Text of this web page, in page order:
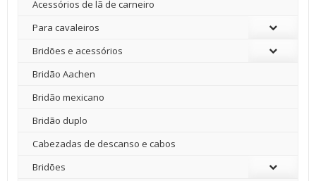
Acessórios de lã de carneiro
Para cavaleiros
Bridões e acessórios
Bridão Aachen
Bridão mexicano
Bridão duplo
Cabezadas de descanso e cabos
Bridões